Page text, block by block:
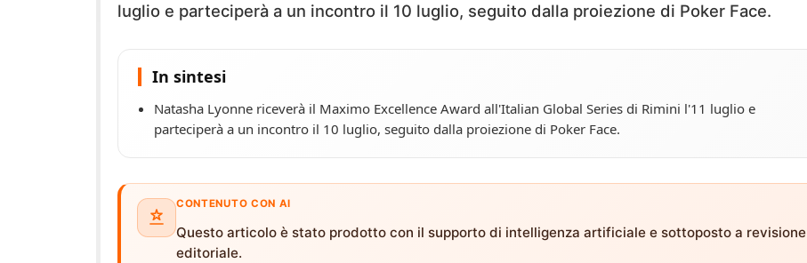
luglio e parteciperà a un incontro il 10 luglio, seguito dalla proiezione di Poker Face.
In sintesi
Natasha Lyonne riceverà il Maximo Excellence Award all'Italian Global Series di Rimini l'11 luglio e
parteciperà a un incontro il 10 luglio, seguito dalla proiezione di Poker Face.
CONTENUTO CON AI
Questo articolo è stato prodotto con il supporto di intelligenza artificiale e sottoposto a revisione
editoriale.